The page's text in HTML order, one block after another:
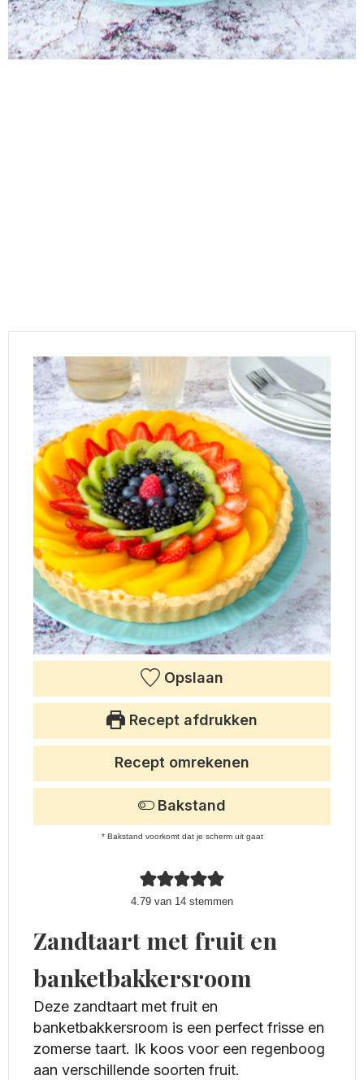
Opslaan
Recept afdrukken
4.79 van 14 stemmen
Recept omrekenen
Bakstand
* Bakstand voorkomt dat je scherm uit gaat
Zandtaart met fruit en
banketbakkersroom
Deze zandtaart met fruit en
banketbakkersroom is een perfect frisse en
zomerse taart. Ik koos voor een regenboog
aan verschillende soorten fruit.